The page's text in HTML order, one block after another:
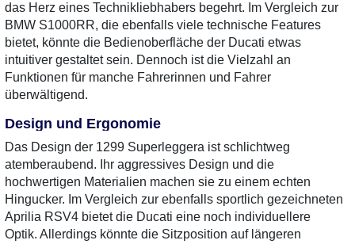
das Herz eines Technikliebhabers begehrt. Im Vergleich zur
BMW S1000RR, die ebenfalls viele technische Features
bietet, könnte die Bedienoberfläche der Ducati etwas
intuitiver gestaltet sein. Dennoch ist die Vielzahl an
Funktionen für manche Fahrerinnen und Fahrer
überwältigend.
Design und Ergonomie
Das Design der 1299 Superleggera ist schlichtweg
atemberaubend. Ihr aggressives Design und die
hochwertigen Materialien machen sie zu einem echten
Hingucker. Im Vergleich zur ebenfalls sportlich gezeichneten
Aprilia RSV4 bietet die Ducati eine noch individuellere
Optik. Allerdings könnte die Sitzposition auf längeren